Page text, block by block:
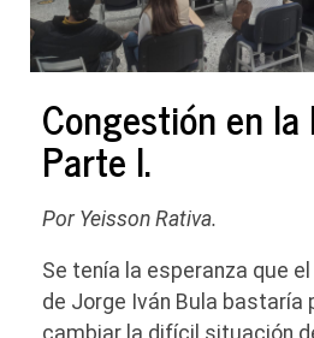
Congestión en la
Parte I.
Por Yeisson Rativa.
Se tenía la esperanza que
de Jorge Iván Bula bastaría